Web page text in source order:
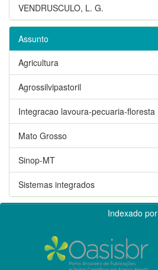
VENDRUSCULO, L. G.
Assunto
Agricultura
Agrossilvipastoril
Integracao lavoura-pecuaria-floresta
Mato Grosso
Sinop-MT
Sistemas integrados
Indexado por